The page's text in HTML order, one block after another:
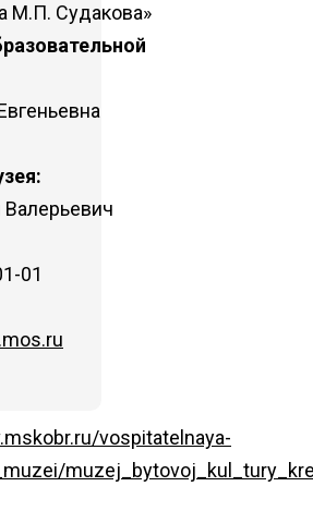
М.П. Судакова»
01
vospitatelnaya-